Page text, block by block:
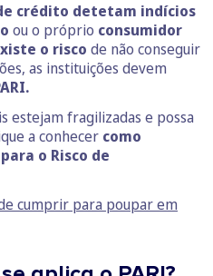
crédito detetam indícios
ou o próprio consumidor
o risco de não conseguir
as instituições devem
estejam fragilizadas e possa
a conhecer como
o Risco de
cumprir para poupar em